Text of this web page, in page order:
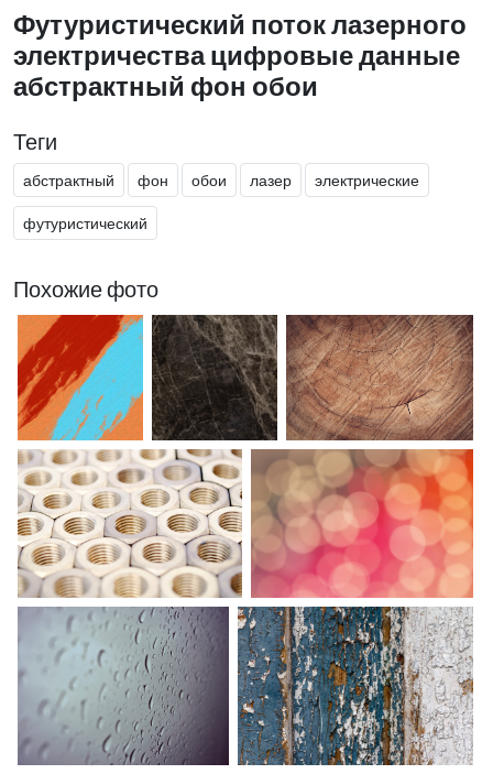
Футуристический поток лазерного
электричества цифровые данные
абстрактный фон обои
Теги
абстрактный фон обои лазер электрические
футуристический
Похожие фото